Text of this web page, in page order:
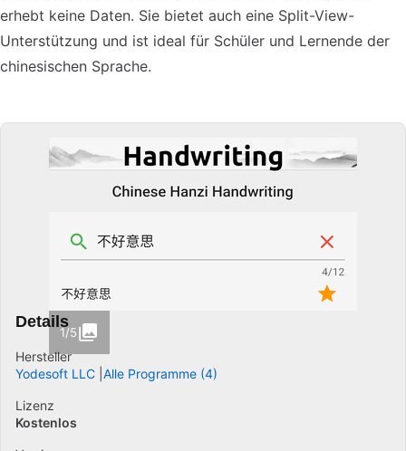
erhebt keine Daten. Sie bietet auch eine Split-View-
Unterstützung und ist ideal für Schüler und Lernende der
chinesischen Sprache.
1/5
Details
Hersteller
Yodesoft LLC Alle Programme (4)
Lizenz
Kostenlos